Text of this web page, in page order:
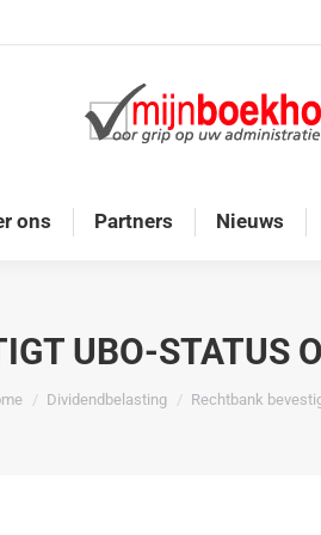
ons Partners Nieuws
UBO-STATUS
bent hier:Dividendbelasting Rechtbank
Home Diensten Onze